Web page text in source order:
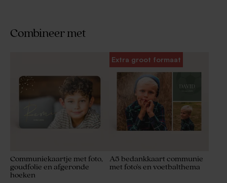
Combineer met
Communiekaartje met foto,
goudfolie en afgeronde
hoeken
Extra groot formaat
A5 bedankkaart communie
met foto's en voetbalthema